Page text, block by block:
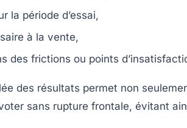
la période d’essai,
à la vente,
des frictions ou points
des résultats permet non
sans rupture frontale, évitant